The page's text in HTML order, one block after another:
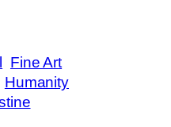
Fine Art
Humanity